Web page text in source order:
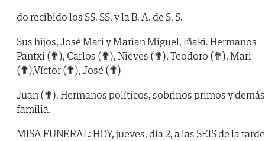
do recibido los SS. SS. y la B. A. de S. S.
Sus hijos, José Mari y Marian Miguel, Iñaki. Hermanos
Pantxi (✟), Carlos (✟), Nieves (✟), Teodoro (✟), Mari
(✟),Víctor (✟), José (✟)
Juan (✟). Hermanos políticos, sobrinos primos y demás
familia.
MISA FUNERAL: HOY, jueves, día 2, a las SEIS de la